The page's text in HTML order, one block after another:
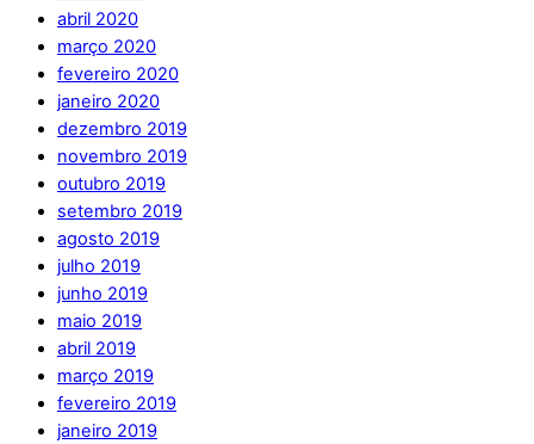
abril 2020
março 2020
fevereiro 2020
janeiro 2020
dezembro 2019
novembro 2019
outubro 2019
setembro 2019
agosto 2019
julho 2019
junho 2019
maio 2019
abril 2019
março 2019
fevereiro 2019
janeiro 2019